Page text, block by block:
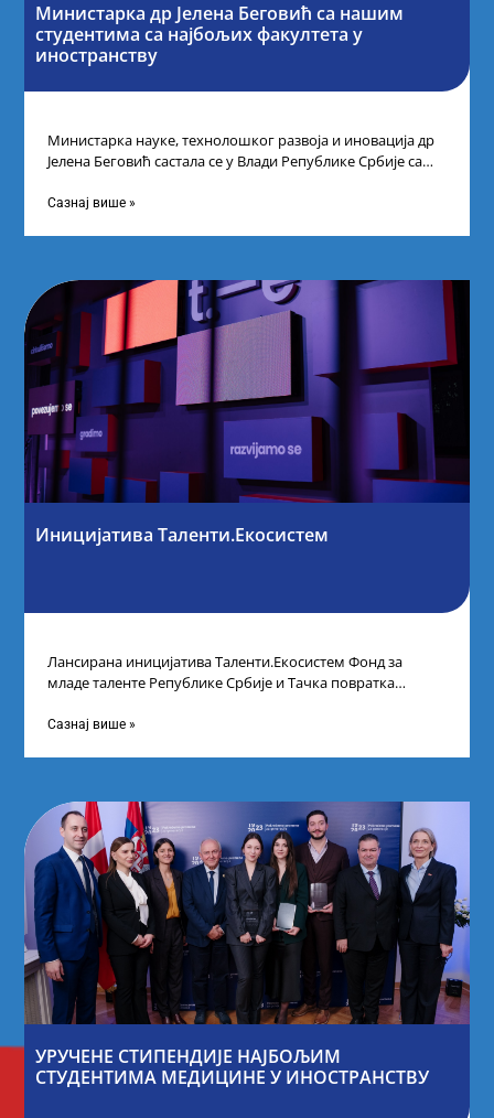
Министарка др Јелена Беговић са нашим
студентима са најбољих факултета у
иностранству
Министарка науке, технолошког развоја и иновација др
Јелена Беговић састала се у Влади Републике Србије са
Сазнај више »
Иницијатива Таленти.Екосистем
Лансирана иницијатива Таленти.Екосистем Фонд за
младе таленте Републике Србије и Тачка повратка
догађају су се
Сазнај више »
УРУЧЕНЕ СТИПЕНДИЈЕ НАЈБОЉИМ
СТУДЕНТИМА МЕДИЦИНЕ У ИНОСТРАНСТВУ